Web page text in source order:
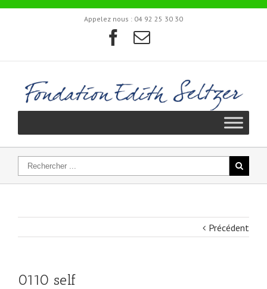
Appelez nous : 04 92 25 30 30
Précédent
0110 self